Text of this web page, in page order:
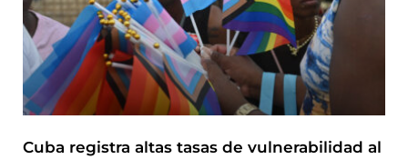
Cuba registra altas tasas de vulnerabilidad al